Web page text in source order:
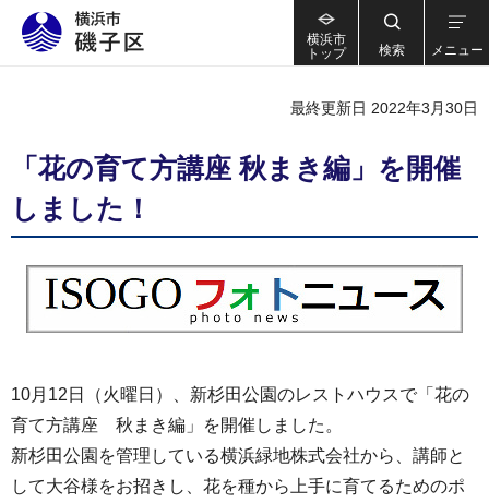
横浜市
トップ
検索 メニュー
最終更新日 2022年3月30日
「花の育て方講座 秋まき編」を開催
しました！
10月12日（火曜日）、新杉田公園のレストハウスで「花の
育て方講座 秋まき編」を開催しました。
新杉田公園を管理している横浜緑地株式会社から、講師と
して大谷様をお招きし、花を種から上手に育てるためのポ